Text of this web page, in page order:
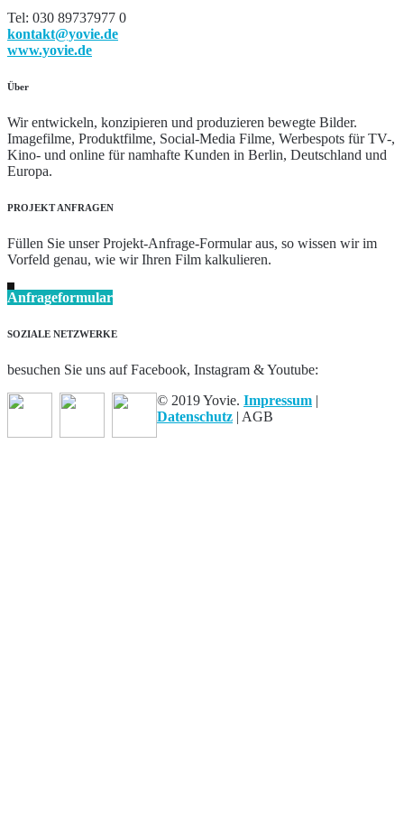
Tel: 030 89737977 0
kontakt@yovie.de
www.yovie.de
Über
Wir entwickeln, konzipieren und produzieren bewegte Bilder.
Imagefilme, Produktfilme, Social-Media Filme, Werbespots für TV-,
Kino- und online für namhafte Kunden in Berlin, Deutschland und
Europa.
PROJEKT ANFRAGEN
Füllen Sie unser Projekt-Anfrage-Formular aus, so wissen wir im
Vorfeld genau, wie wir Ihren Film kalkulieren.
Anfrageformular
SOZIALE NETZWERKE
besuchen Sie uns auf Facebook, Instagram & Youtube:
© 2019 Yovie. Impressum |
Datenschutz | AGB